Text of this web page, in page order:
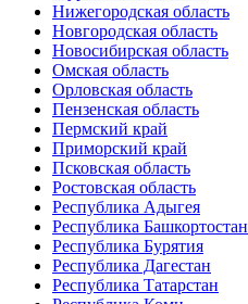
Нижегородская область
Новгородская область
Новосибирская область
Омская область
Орловская область
Пензенская область
Пермский край
Приморский край
Псковская область
Ростовская область
Республика Адыгея
Республика Башкортостан
Республика Бурятия
Республика Дагестан
Республика Татарстан